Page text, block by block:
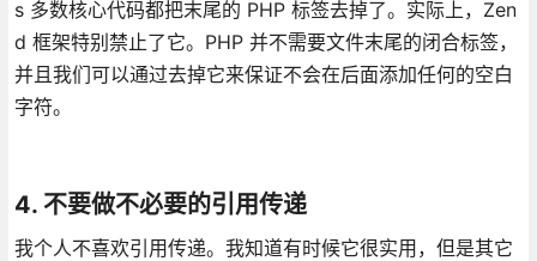
s 多数核心代码都把末尾的 PHP 标签去掉了。实际上，Zen
d 框架特别禁止了它。PHP 并不需要文件末尾的闭合标签，
并且我们可以通过去掉它来保证不会在后面添加任何的空白
字符。
4. 不要做不必要的引用传递
我个人不喜欢引用传递。我知道有时候它很实用，但是其它